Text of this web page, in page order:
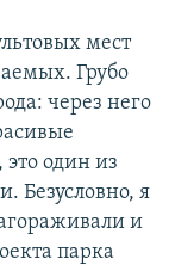
мест
Грубо
через него
один из
Безусловно, я
и
парка